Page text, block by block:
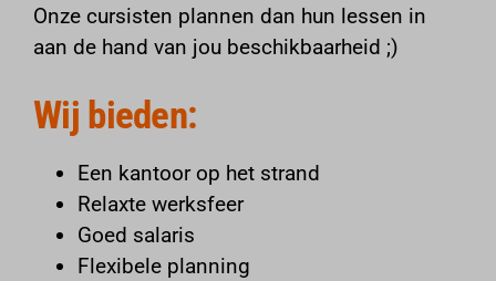
Onze cursisten plannen dan hun lessen in
aan de hand van jou beschikbaarheid ;)
Wij bieden:
Een kantoor op het strand
Relaxte werksfeer
Goed salaris
Flexibele planning